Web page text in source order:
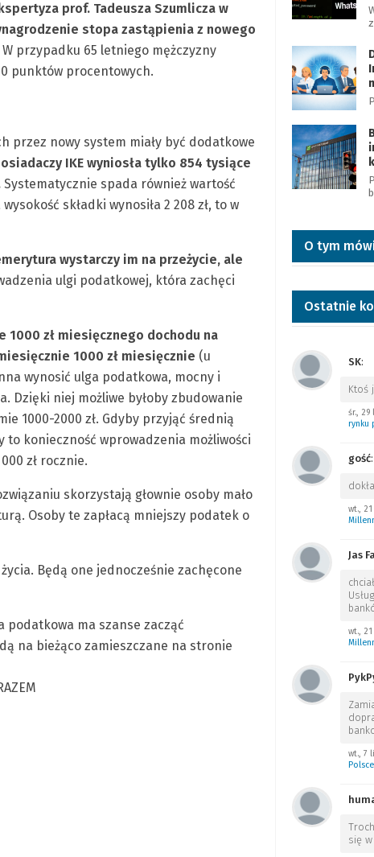
prof. Tadeusza Szumlicza w
stopa zastąpienia z nowego
W przypadku 65 letniego mężczyzny
punktów procentowych.
przez nowy system miały być dodatkowe
IKE wyniosła tylko 854 tysiące
Systematycznie spada również wartość
składki wynosiła 2 208 zł, to w
wystarczy im na przeżycie, ale
ulgi podatkowej, która zachęci
zł miesięcznego dochodu na
1000 zł miesięcznie (u
wynosić ulga podatkowa, mocny i
Dzięki niej możliwe byłoby zbudowanie
1000-2000 zł. Gdyby przyjąć średnią
to konieczność wprowadzenia możliwości
zł rocznie.
skorzystają głownie osoby mało
Osoby te zapłacą mniejszy podatek o
Będą one jednocześnie zachęcone
podatkowa ma szanse zacząć
na bieżąco zamieszczane na stronie
O tym
Ostatnie
SK:
Ktoś
śr., 29
rynku
gość:
wt.,
Jas
wt.,
wt., 7
się